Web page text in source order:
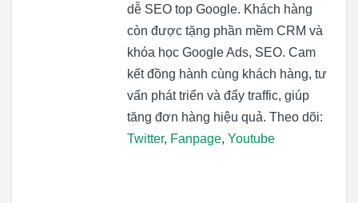
dễ SEO top Google. Khách hàng
còn được tặng phần mềm CRM và
khóa học Google Ads, SEO. Cam
kết đồng hành cùng khách hàng, tư
vấn phát triển và đẩy traffic, giúp
tăng đơn hàng hiệu quả. Theo dõi:
Twitter, Fanpage, Youtube